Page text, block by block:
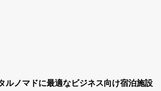
ルノマド⁠に最⁠適⁠なビ⁠ジ⁠ネ⁠ス⁠向⁠け宿⁠泊⁠施⁠設